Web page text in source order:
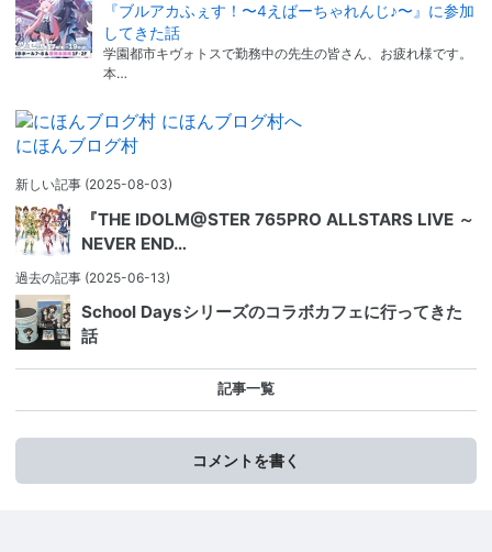
『ブルアカふぇす！〜4えばーちゃれんじ♪〜』に参加
してきた話
学園都市キヴォトスで勤務中の先生の皆さん、お疲れ様です。
本…
にほんブログ村
新しい記事 (2025-08-03)
『THE IDOLM@STER 765PRO ALLSTARS LIVE ～
NEVER END…
過去の記事 (2025-06-13)
School Daysシリーズのコラボカフェに行ってきた
話
記事一覧
コメントを書く